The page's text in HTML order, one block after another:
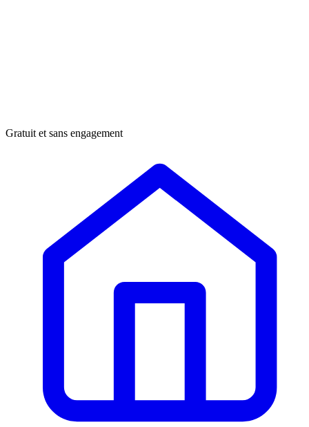
Gratuit et sans engagement